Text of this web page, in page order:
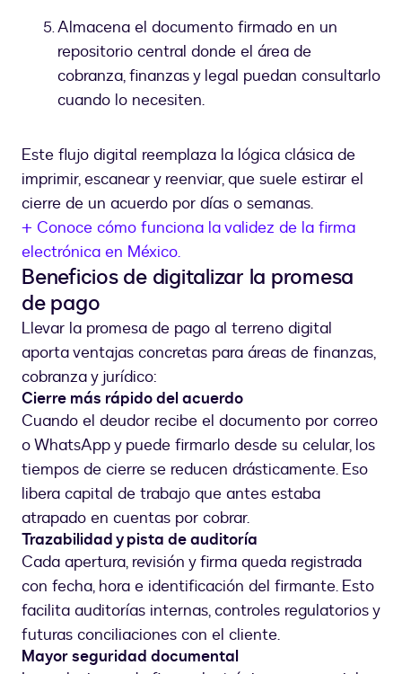
Almacena el documento firmado en un
repositorio central donde el área de
cobranza, finanzas y legal puedan consultarlo
cuando lo necesiten.
Este flujo digital reemplaza la lógica clásica de
imprimir, escanear y reenviar, que suele estirar el
cierre de un acuerdo por días o semanas.
+ Conoce cómo funciona la validez de la firma
electrónica en México.
Beneficios de digitalizar la promesa
de pago
Llevar la promesa de pago al terreno digital
aporta ventajas concretas para áreas de finanzas,
cobranza y jurídico:
Cierre más rápido del acuerdo
Cuando el deudor recibe el documento por correo
o WhatsApp y puede firmarlo desde su celular, los
tiempos de cierre se reducen drásticamente. Eso
libera capital de trabajo que antes estaba
atrapado en cuentas por cobrar.
Trazabilidad y pista de auditoría
Cada apertura, revisión y firma queda registrada
con fecha, hora e identificación del firmante. Esto
facilita auditorías internas, controles regulatorios y
futuras conciliaciones con el cliente.
Mayor seguridad documental